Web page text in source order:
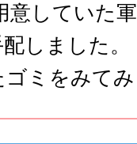
意していた
しました
ゴミをみて